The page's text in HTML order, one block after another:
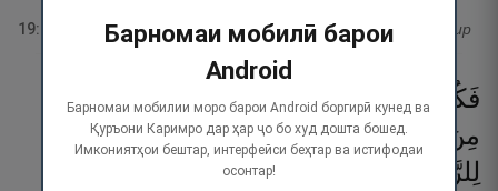
19: тафсир
فَكُلِى وَٱشْرَبِى وَقَرِّى عَيْنًۭا ۖ فَإِمَّا تَرَيِنَّ
مِنَ
ٱلْبَشَرِ أَحَدًۭا فَقُولِىٓ إِنِّى نَذَرْتُ
لِلرَّحْمَـٰنِ
فَلَنْ أُكَلِّمَ
Барномаи мобилӣ барои
Android
Барномаи мобилии моро барои Android боргирӣ кунед ва
Қуръони Каримро дар ҳар ҷо бо худ дошта бошед.
Имкониятҳои бештар, интерфейси беҳтар ва истифодаи
осонтар!